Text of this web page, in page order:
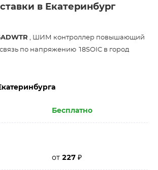
в Екатеринбург
, ШИМ контроллер повышающий
по напряжению 18SOIC в город
Бесплатно
от 227 ₽